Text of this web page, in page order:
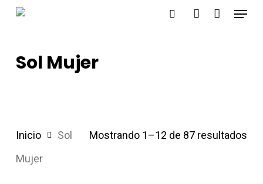
Skip
content
Menu
Sol Mujer
Mostrando 1–12 de 87 resultados
Inicio
Sol
Mujer